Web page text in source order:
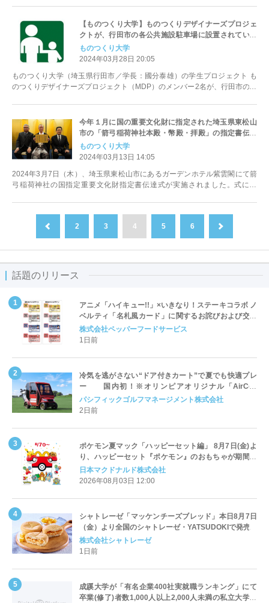
【ものつくり大学】ものつくりデザイナーズプロジェ
クトが、行田市の各公共施設駐車場に設置されている
「行田市こどもまんなか駐車場」のこどものピクトグ
ラムをデザイン制作しました。
ものつくり大学
2024年03月28日 20:05
ものつくり大学（埼玉県行田市／学長：國分泰雄）の学生プロジェクト も
のつくりデザイナーズプロジェクト（MDP）のメンバー2名が、行田市の各
今年１月に国の重要文化財に指定された埼玉県東松山
市の「箭弓稲荷神社本殿・幣殿・拝殿」の指定書伝達
式開催。学術調査を担当したものつくり大学の建設学
科 横山研究室（横山晋一教授）が大きな貢献！
ものつくり大学
2024年03月13日 14:05
2024年3月7日（木）、埼玉県東松山市にあるガーデンホテル紫雲閣にて箭
弓稲荷神社の国指定重要文化財指定書伝達式が実施されました。式には
2 3 4 5 6
話題のリリース
アニメ「ハイキュー!!」×いきなり！ステーキコラボ ノ
ベルティ「名札風カード」に関するお詫びおよび交換
対応についてのご案内
株式会社ペッパーフードサービス
1日前
冷気を逃がさない“ドア付きカート”で夏でも快適プレ
ー 国内初！※オリンピアオリジナル「AirCon
Cart（エアコンカート）」導入 | ＰＧＭ
パシフィックゴルフマネージメント株式会社
2日前
ポケモン夏マック「ハッピーセット編」 8月7日(金)よ
り、ハッピーセット『ポケモン』のおもちゃが期間限
定登場
日本マクドナルド株式会社
2026年08月03日 12:00
シャトレーゼ「マッケンチーズブレッド」本日8月7日
（金）より全国のシャトレーゼ・YATSUDOKIで発売
株式会社シャトレーゼ
1日前
成蹊大学が「有名企業400社実就職ランキング」にて
卒業(修了)者数1,000人以上2,000人未満の私立大学で